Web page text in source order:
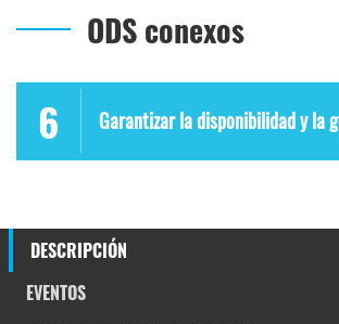
ODS conexos
6 Garantizar la disponibilidad y la
DESCRIPCIÓN
EVENTOS